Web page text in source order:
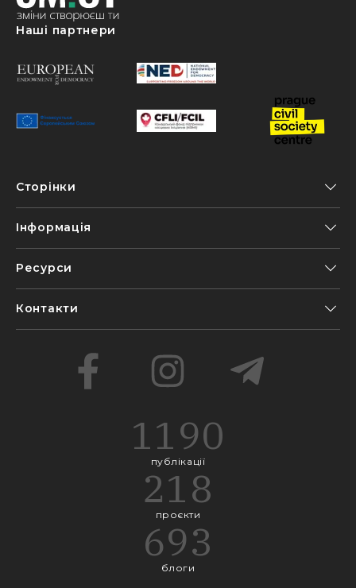
Наші партнери
Сторінки
Інформація
Ресурси
Контакти
1190
публікації
218
проєкти
693
блоги